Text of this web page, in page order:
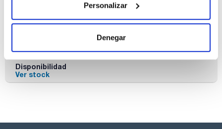
Personalizar
Denegar
Dimensiones An
8x660x190
425-000673
Envase
x 5 u.
Comprar
Disponibilidad
Ver stock